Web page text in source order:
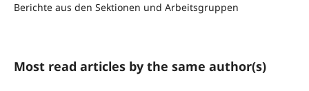
Berichte aus den Sektionen und Arbeitsgruppen
Most read articles by the same author(s)